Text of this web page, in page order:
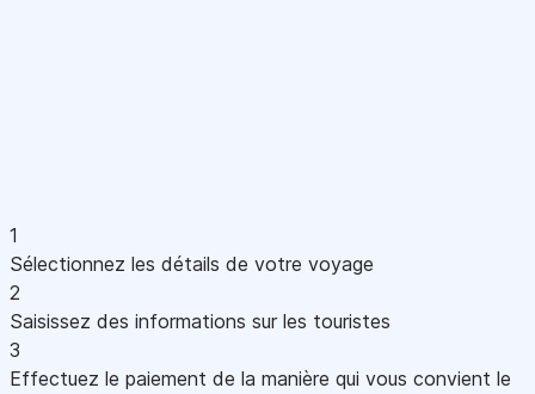
1
Sélectionnez les détails de votre voyage
2
Saisissez des informations sur les touristes
3
Effectuez le paiement de la manière qui vous convient le